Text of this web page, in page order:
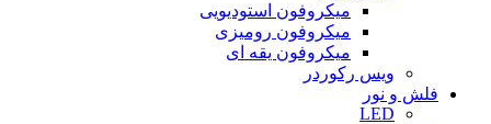
میکروفون استودیویی
میکروفون رومیزی
میکروفون یقه ای
ویس رکوردر
فلش و نور
LED